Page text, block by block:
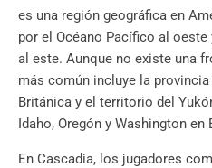
es una región geográfica en
por el Océano Pacífico al
al este. Aunque no existe una
más común incluye la
Británica y el territorio del
Idaho, Oregón y Washington en
En Cascadia, los jugadores